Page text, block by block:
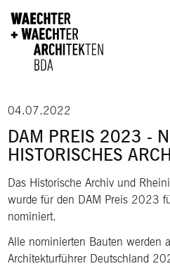
04.07.2022
DAM PREIS 2023 -
HISTORISCHES
Das Historische Archiv und
wurde für den DAM Preis 2023
nominiert.
Alle nominierten Bauten werden
Architekturführer Deutschland